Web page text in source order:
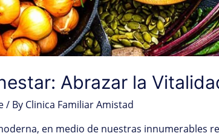
Abrazar la
/ By Clinica Familiar Amistad
en medio de nuestras innumerables